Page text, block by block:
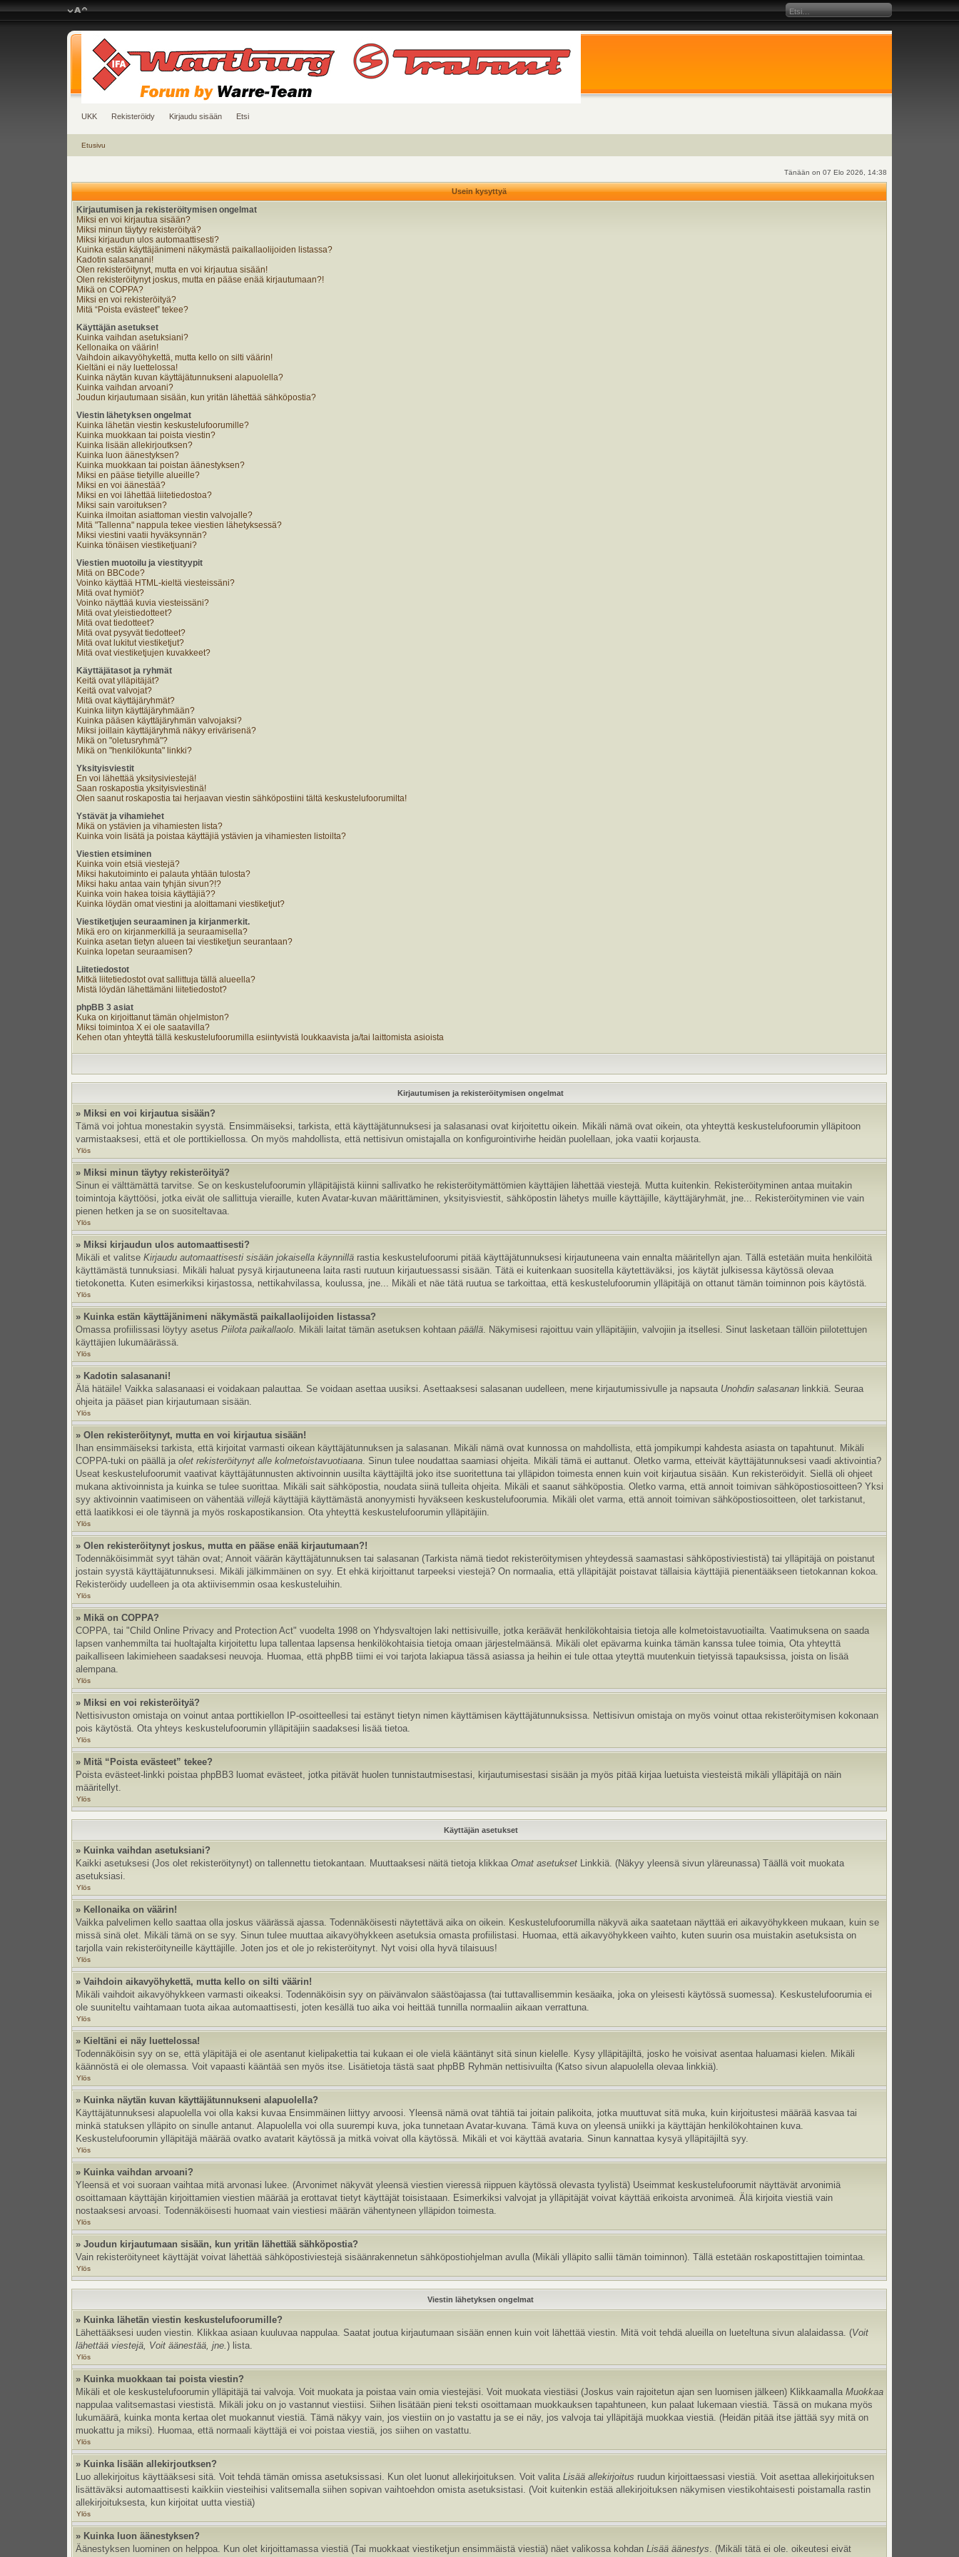
UKK Rekisteröidy Kirjaudu sisään Etsi
Etusivu
Tänään on 07 Elo 2026, 14:38
Usein kysyttyä
Kirjautumisen ja rekisteröitymisen ongelmat
Miksi en voi kirjautua sisään?
Miksi minun täytyy rekisteröityä?
Miksi kirjaudun ulos automaattisesti?
Kuinka estän käyttäjänimeni näkymästä paikallaolijoiden listassa?
Kadotin salasanani!
Olen rekisteröitynyt, mutta en voi kirjautua sisään!
Olen rekisteröitynyt joskus, mutta en pääse enää kirjautumaan?!
Mikä on COPPA?
Miksi en voi rekisteröityä?
Mitä “Poista evästeet” tekee?
Käyttäjän asetukset
Kuinka vaihdan asetuksiani?
Kellonaika on väärin!
Vaihdoin aikavyöhykettä, mutta kello on silti väärin!
Kieltäni ei näy luettelossa!
Kuinka näytän kuvan käyttäjätunnukseni alapuolella?
Kuinka vaihdan arvoani?
Joudun kirjautumaan sisään, kun yritän lähettää sähköpostia?
Viestin lähetyksen ongelmat
Kuinka lähetän viestin keskustelufoorumille?
Kuinka muokkaan tai poista viestin?
Kuinka lisään allekirjoutksen?
Kuinka luon äänestyksen?
Kuinka muokkaan tai poistan äänestyksen?
Miksi en pääse tietyille alueille?
Miksi en voi äänestää?
Miksi en voi lähettää liitetiedostoa?
Miksi sain varoituksen?
Kuinka ilmoitan asiattoman viestin valvojalle?
Mitä "Tallenna" nappula tekee viestien lähetyksessä?
Miksi viestini vaatii hyväksynnän?
Kuinka tönäisen viestiketjuani?
Viestien muotoilu ja viestityypit
Mitä on BBCode?
Voinko käyttää HTML-kieltä viesteissäni?
Mitä ovat hymiöt?
Voinko näyttää kuvia viesteissäni?
Mitä ovat yleistiedotteet?
Mitä ovat tiedotteet?
Mitä ovat pysyvät tiedotteet?
Mitä ovat lukitut viestiketjut?
Mitä ovat viestiketjujen kuvakkeet?
Käyttäjätasot ja ryhmät
Keitä ovat ylläpitäjät?
Keitä ovat valvojat?
Mitä ovat käyttäjäryhmät?
Kuinka liityn käyttäjäryhmään?
Kuinka pääsen käyttäjäryhmän valvojaksi?
Miksi joillain käyttäjäryhmä näkyy erivärisenä?
Mikä on "oletusryhmä"?
Mikä on "henkilökunta" linkki?
Yksityisviestit
En voi lähettää yksitysiviestejä!
Saan roskapostia yksityisviestinä!
Olen saanut roskapostia tai herjaavan viestin sähköpostiini tältä keskustelufoorumilta!
Ystävät ja vihamiehet
Mikä on ystävien ja vihamiesten lista?
Kuinka voin lisätä ja poistaa käyttäjiä ystävien ja vihamiesten listoilta?
Viestien etsiminen
Kuinka voin etsiä viestejä?
Miksi hakutoiminto ei palauta yhtään tulosta?
Miksi haku antaa vain tyhjän sivun?!?
Kuinka voin hakea toisia käyttäjiä??
Kuinka löydän omat viestini ja aloittamani viestiketjut?
Viestiketjujen seuraaminen ja kirjanmerkit.
Mikä ero on kirjanmerkillä ja seuraamisella?
Kuinka asetan tietyn alueen tai viestiketjun seurantaan?
Kuinka lopetan seuraamisen?
Liitetiedostot
Mitkä liitetiedostot ovat sallittuja tällä alueella?
Mistä löydän lähettämäni liitetiedostot?
phpBB 3 asiat
Kuka on kirjoittanut tämän ohjelmiston?
Miksi toimintoa X ei ole saatavilla?
Kehen otan yhteyttä tällä keskustelufoorumilla esiintyvistä loukkaavista ja/tai laittomista asioista
Kirjautumisen ja rekisteröitymisen ongelmat
» Miksi en voi kirjautua sisään?
Tämä voi johtua monestakin syystä. Ensimmäiseksi, tarkista, että käyttäjätunnuksesi ja salasanasi ovat kirjoitettu oikein. Mikäli nämä ovat oikein, ota yhteyttä keskustelufoorumin ylläpitoon
varmistaaksesi, että et ole porttikiellossa. On myös mahdollista, että nettisivun omistajalla on konfigurointivirhe heidän puolellaan, joka vaatii korjausta.
Ylös
» Miksi minun täytyy rekisteröityä?
Sinun ei välttämättä tarvitse. Se on keskustelufoorumin ylläpitäjistä kiinni sallivatko he rekisteröitymättömien käyttäjien lähettää viestejä. Mutta kuitenkin. Rekisteröityminen antaa muitakin
toimintoja käyttöösi, jotka eivät ole sallittuja vieraille, kuten Avatar-kuvan määrittäminen, yksityisviestit, sähköpostin lähetys muille käyttäjille, käyttäjäryhmät, jne... Rekisteröityminen vie vain
pienen hetken ja se on suositeltavaa.
Ylös
» Miksi kirjaudun ulos automaattisesti?
Mikäli et valitseKirjaudu automaattisesti sisään jokaisella käynnillä rastia keskustelufoorumi pitää käyttäjätunnuksesi kirjautuneena vain ennalta määritellyn ajan. Tällä estetään muita henkilöitä
käyttämästä tunnuksiasi. Mikäli haluat pysyä kirjautuneena laita rasti ruutuun kirjautuessassi sisään. Tätä ei kuitenkaan suositella käytettäväksi, jos käytät julkisessa käytössä olevaa
tietokonetta. Kuten esimerkiksi kirjastossa, nettikahvilassa, koulussa, jne... Mikäli et näe tätä ruutua se tarkoittaa, että keskustelufoorumin ylläpitäjä on ottanut tämän toiminnon pois käytöstä.
Ylös
» Kuinka estän käyttäjänimeni näkymästä paikallaolijoiden listassa?
Omassa profiilissasi löytyy asetusPiilota paikallaolo. Mikäli laitat tämän asetuksen kohtaanpäällä. Näkymisesi rajoittuu vain ylläpitäjiin, valvojiin ja itsellesi. Sinut lasketaan tällöin piilotettujen
käyttäjien lukumäärässä.
Ylös
» Kadotin salasanani!
Älä hätäile! Vaikka salasanaasi ei voidakaan palauttaa. Se voidaan asettaa uusiksi. Asettaaksesi salasanan uudelleen, mene kirjautumissivulle ja napsauta Unohdin salasanan linkkiä. Seuraa
ohjeita ja pääset pian kirjautumaan sisään.
Ylös
» Olen rekisteröitynyt, mutta en voi kirjautua sisään!
Ihan ensimmäiseksi tarkista, että kirjoitat varmasti oikean käyttäjätunnuksen ja salasanan. Mikäli nämä ovat kunnossa on mahdollista, että jompikumpi kahdesta asiasta on tapahtunut. Mikäli
COPPA-tuki on päällä jaolet rekisteröitynyt alle kolmetoistavuotiaana. Sinun tulee noudattaa saamiasi ohjeita. Mikäli tämä ei auttanut. Oletko varma, etteivät käyttäjätunnuksesi vaadi aktivointia?
Useat keskustelufoorumit vaativat käyttäjätunnusten aktivoinnin uusilta käyttäjiltä joko itse suoritettuna tai ylläpidon toimesta ennen kuin voit kirjautua sisään. Kun rekisteröidyit. Siellä oli ohjeet
mukana aktivoinnista ja kuinka se tulee suorittaa. Mikäli sait sähköpostia, noudata siinä tulleita ohjeita. Mikäli et saanut sähköpostia. Oletko varma, että annoit toimivan sähköpostiosoitteen? Yksi
syy aktivoinnin vaatimiseen on vähentäävillejä käyttäjiä käyttämästä anonyymisti hyväkseen keskustelufoorumia. Mikäli olet varma, että annoit toimivan sähköpostiosoitteen, olet tarkistanut,
että laatikkosi ei ole täynnä ja myös roskapostikansion. Ota yhteyttä keskustelufoorumin ylläpitäjiin.
Ylös
» Olen rekisteröitynyt joskus, mutta en pääse enää kirjautumaan?!
Todennäköisimmät syyt tähän ovat; Annoit väärän käyttäjätunnuksen tai salasanan (Tarkista nämä tiedot rekisteröitymisen yhteydessä saamastasi sähköpostiviestistä) tai ylläpitäjä on poistanut
jostain syystä käyttäjätunnuksesi. Mikäli jälkimmäinen on syy. Et ehkä kirjoittanut tarpeeksi viestejä? On normaalia, että ylläpitäjät poistavat tällaisia käyttäjiä pienentääkseen tietokannan kokoa.
Rekisteröidy uudelleen ja ota aktiivisemmin osaa keskusteluihin.
Ylös
» Mikä on COPPA?
COPPA, tai "Child Online Privacy and Protection Act" vuodelta 1998 on Yhdysvaltojen laki nettisivuille, jotka keräävät henkilökohtaisia tietoja alle kolmetoistavuotiailta. Vaatimuksena on saada
lapsen vanhemmilta tai huoltajalta kirjoitettu lupa tallentaa lapsensa henkilökohtaisia tietoja omaan järjestelmäänsä. Mikäli olet epävarma kuinka tämän kanssa tulee toimia, Ota yhteyttä
paikalliseen lakimieheen saadaksesi neuvoja. Huomaa, että phpBB tiimi ei voi tarjota lakiapua tässä asiassa ja heihin ei tule ottaa yteyttä muutenkuin tietyissä tapauksissa, joista on lisää
alempana.
Ylös
» Miksi en voi rekisteröityä?
Nettisivuston omistaja on voinut antaa porttikiellon IP-osoitteellesi tai estänyt tietyn nimen käyttämisen käyttäjätunnuksissa. Nettisivun omistaja on myös voinut ottaa rekisteröitymisen kokonaan
pois käytöstä. Ota yhteys keskustelufoorumin ylläpitäjiin saadaksesi lisää tietoa.
Ylös
» Mitä “Poista evästeet” tekee?
Poista evästeet-linkki poistaa phpBB3 luomat evästeet, jotka pitävät huolen tunnistautmisestasi, kirjautumisestasi sisään ja myös pitää kirjaa luetuista viesteistä mikäli ylläpitäjä on näin
määritellyt.
Ylös
Käyttäjän asetukset
» Kuinka vaihdan asetuksiani?
Kaikki asetuksesi (Jos olet rekisteröitynyt) on tallennettu tietokantaan. Muuttaaksesi näitä tietoja klikkaaOmat asetukset Linkkiä. (Näkyy yleensä sivun yläreunassa) Täällä voit muokata
asetuksiasi.
Ylös
» Kellonaika on väärin!
Vaikka palvelimen kello saattaa olla joskus väärässä ajassa. Todennäköisesti näytettävä aika on oikein. Keskustelufoorumilla näkyvä aika saatetaan näyttää eri aikavyöhykkeen mukaan, kuin se
missä sinä olet. Mikäli tämä on se syy. Sinun tulee muuttaa aikavyöhykkeen asetuksia omasta profiilistasi. Huomaa, että aikavyöhykkeen vaihto, kuten suurin osa muistakin asetuksista on
tarjolla vain rekisteröityneille käyttäjille. Joten jos et ole jo rekisteröitynyt. Nyt voisi olla hyvä tilaisuus!
Ylös
» Vaihdoin aikavyöhykettä, mutta kello on silti väärin!
Mikäli vaihdoit aikavyöhykkeen varmasti oikeaksi. Todennäköisin syy on päivänvalon säästöajassa (tai tuttavallisemmin kesäaika, joka on yleisesti käytössä suomessa). Keskustelufoorumia ei
ole suuniteltu vaihtamaan tuota aikaa automaattisesti, joten kesällä tuo aika voi heittää tunnilla normaaliin aikaan verrattuna.
Ylös
» Kieltäni ei näy luettelossa!
Todennäköisin syy on se, että yläpitäjä ei ole asentanut kielipakettia tai kukaan ei ole vielä kääntänyt sitä sinun kielelle. Kysy ylläpitäjiltä, josko he voisivat asentaa haluamasi kielen. Mikäli
käännöstä ei ole olemassa. Voit vapaasti kääntää sen myös itse. Lisätietoja tästä saat phpBB Ryhmän nettisivuilta (Katso sivun alapuolella olevaa linkkiä).
Ylös
» Kuinka näytän kuvan käyttäjätunnukseni alapuolella?
Käyttäjätunnuksesi alapuolella voi olla kaksi kuvaa Ensimmäinen liittyy arvoosi. Yleensä nämä ovat tähtiä tai joitain palikoita, jotka muuttuvat sitä muka, kuin kirjoitustesi määrää kasvaa tai
minkä statuksen ylläpito on sinulle antanut. Alapuolella voi olla suurempi kuva, joka tunnetaan Avatar-kuvana. Tämä kuva on yleensä uniikki ja käyttäjän henkilökohtainen kuva.
Keskustelufoorumin ylläpitäjä määrää ovatko avatarit käytössä ja mitkä voivat olla käytössä. Mikäli et voi käyttää avataria. Sinun kannattaa kysyä ylläpitäjiltä syy.
Ylös
» Kuinka vaihdan arvoani?
Yleensä et voi suoraan vaihtaa mitä arvonasi lukee. (Arvonimet näkyvät yleensä viestien vieressä riippuen käytössä olevasta tyylistä) Useimmat keskustelufoorumit näyttävät arvonimiä
osoittamaan käyttäjän kirjoittamien viestien määrää ja erottavat tietyt käyttäjät toisistaaan. Esimerkiksi valvojat ja ylläpitäjät voivat käyttää erikoista arvonimeä. Älä kirjoita viestiä vain
nostaaksesi arvoasi. Todennäköisesti huomaat vain viestiesi määrän vähentyneen ylläpidon toimesta.
Ylös
» Joudun kirjautumaan sisään, kun yritän lähettää sähköpostia?
Vain rekisteröityneet käyttäjät voivat lähettää sähköpostiviestejä sisäänrakennetun sähköpostiohjelman avulla (Mikäli ylläpito sallii tämän toiminnon). Tällä estetään roskapostittajien toimintaa.
Ylös
Viestin lähetyksen ongelmat
» Kuinka lähetän viestin keskustelufoorumille?
Lähettääksesi uuden viestin. Klikkaa asiaan kuuluvaa nappulaa. Saatat joutua kirjautumaan sisään ennen kuin voit lähettää viestin. Mitä voit tehdä alueilla on lueteltuna sivun alalaidassa. (Voit
lähettää viestejä, Voit äänestää, jne.) lista.
Ylös
» Kuinka muokkaan tai poista viestin?
Mikäli et ole keskustelufoorumin ylläpitäjä tai valvoja. Voit muokata ja poistaa vain omia viestejäsi. Voit muokata viestiäsi (Joskus vain rajoitetun ajan sen luomisen jälkeen) KlikkaamallaMuokkaa
nappulaa valitsemastasi viestistä. Mikäli joku on jo vastannut viestiisi. Siihen lisätään pieni teksti osoittamaan muokkauksen tapahtuneen, kun palaat lukemaan viestiä. Tässä on mukana myös
lukumäärä, kuinka monta kertaa olet muokannut viestiä. Tämä näkyy vain, jos viestiin on jo vastattu ja se ei näy, jos valvoja tai ylläpitäjä muokkaa viestiä. (Heidän pitää itse jättää syy mitä on
muokattu ja miksi). Huomaa, että normaali käyttäjä ei voi poistaa viestiä, jos siihen on vastattu.
Ylös
» Kuinka lisään allekirjoutksen?
Luo allekirjoitus käyttääksesi sitä. Voit tehdä tämän omissa asetuksissasi. Kun olet luonut allekirjoituksen. Voit valitaLisää allekirjoitus ruudun kirjoittaessasi viestiä. Voit asettaa allekirjoituksen
lisättäväksi automaattisesti kaikkiin viesteihisi valitsemalla siihen sopivan vaihtoehdon omista asetuksistasi. (Voit kuitenkin estää allekirjoituksen näkymisen viestikohtaisesti poistamalla rastin
allekirjoituksesta, kun kirjoitat uutta viestiä)
Ylös
» Kuinka luon äänestyksen?
Äänestyksen luominen on helppoa. Kun olet kirjoittamassa viestiä (Tai muokkaat viestiketjun ensimmäistä viestiä) näet valikossa kohdanLisää äänestys. (Mikäli tätä ei ole. oikeutesi eivät